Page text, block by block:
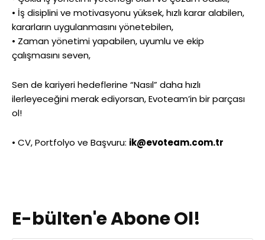
• İş disiplini ve motivasyonu yüksek, hızlı karar alabilen,
kararların uygulanmasını yönetebilen,
• Zaman yönetimi yapabilen, uyumlu ve ekip
çalışmasını seven,
Sen de kariyeri hedeflerine “Nasıl” daha hızlı
ilerleyeceğini merak ediyorsan, Evoteam’in bir parçası
ol!
• CV, Portfolyo ve Başvuru: ik@evoteam.com.tr
E-bülten'e Abone Ol!